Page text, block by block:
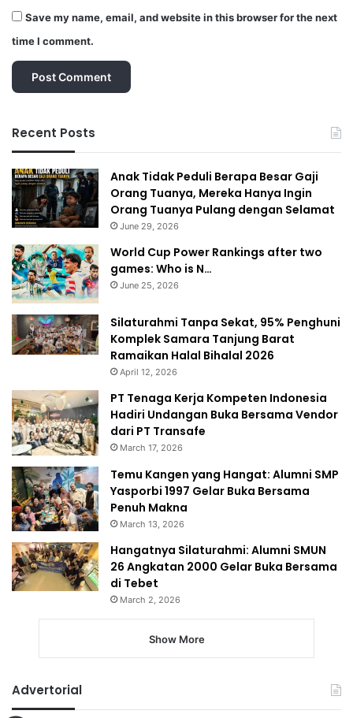
Save my name, email, and website in this browser for the next
time I comment.
Recent Posts
Anak Tidak Peduli Berapa Besar Gaji
Orang Tuanya, Mereka Hanya Ingin
Orang Tuanya Pulang dengan Selamat
June 29, 2026
World Cup Power Rankings after two
games: Who is N…
June 25, 2026
Silaturahmi Tanpa Sekat, 95% Penghuni
Komplek Samara Tanjung Barat
Ramaikan Halal Bihalal 2026
April 12, 2026
PT Tenaga Kerja Kompeten Indonesia
Hadiri Undangan Buka Bersama Vendor
dari PT Transafe
March 17, 2026
Temu Kangen yang Hangat: Alumni SMP
Yasporbi 1997 Gelar Buka Bersama
Penuh Makna
March 13, 2026
Hangatnya Silaturahmi: Alumni SMUN
26 Angkatan 2000 Gelar Buka Bersama
di Tebet
March 2, 2026
Show More
Advertorial